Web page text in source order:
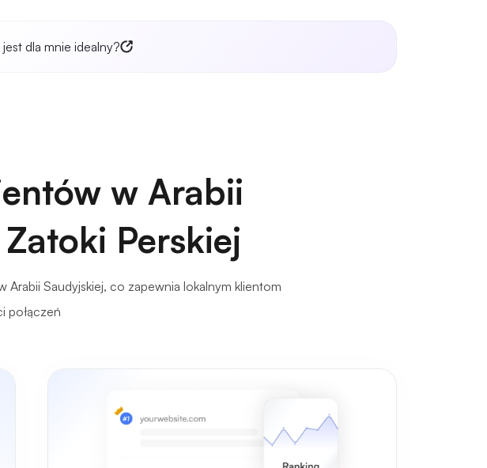
dla mnie idealny?
w Arabii
Perskiej
Saudyjskiej, co zapewnia lokalnym klientom
połączeń